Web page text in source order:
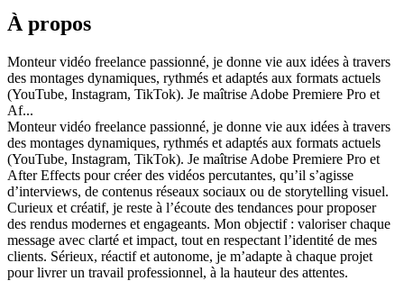
À propos
Monteur vidéo freelance passionné, je donne vie aux idées à travers
des montages dynamiques, rythmés et adaptés aux formats actuels
(YouTube, Instagram, TikTok). Je maîtrise Adobe Premiere Pro et
Af...
Monteur vidéo freelance passionné, je donne vie aux idées à travers
des montages dynamiques, rythmés et adaptés aux formats actuels
(YouTube, Instagram, TikTok). Je maîtrise Adobe Premiere Pro et
After Effects pour créer des vidéos percutantes, qu’il s’agisse
d’interviews, de contenus réseaux sociaux ou de storytelling visuel.
Curieux et créatif, je reste à l’écoute des tendances pour proposer
des rendus modernes et engageants. Mon objectif : valoriser chaque
message avec clarté et impact, tout en respectant l’identité de mes
clients. Sérieux, réactif et autonome, je m’adapte à chaque projet
pour livrer un travail professionnel, à la hauteur des attentes.